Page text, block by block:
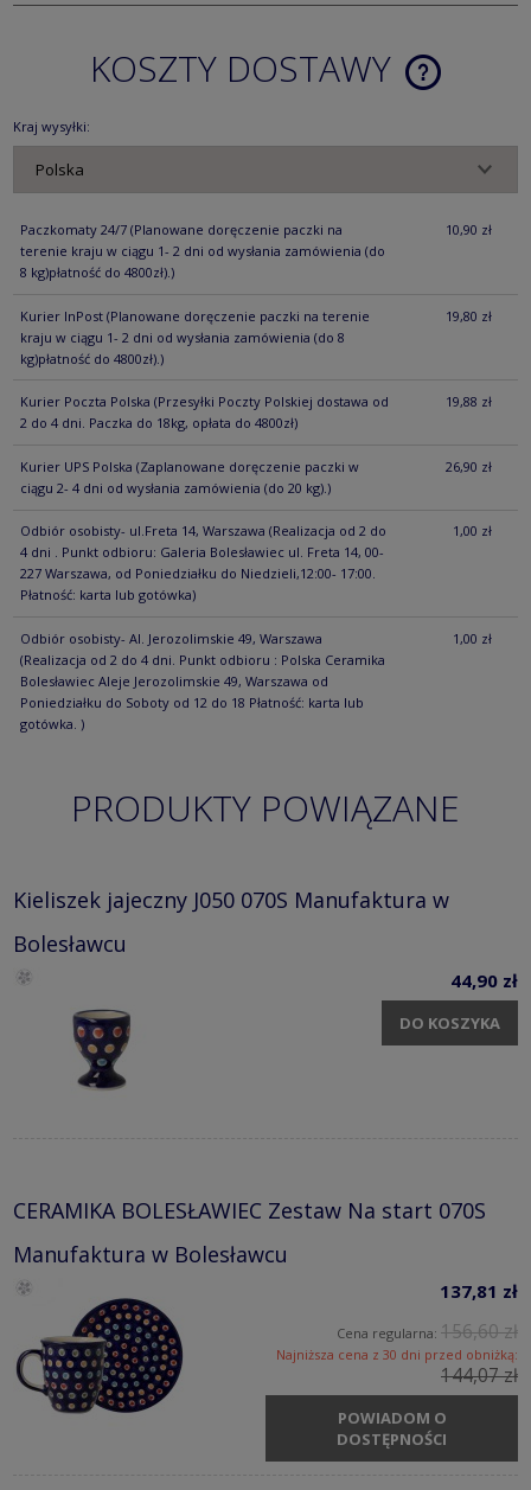
KOSZTY DOSTAWY
CENA NIE
Kraj wysyłki:
Paczkomaty 24/7 (Planowane doręczenie paczki na
terenie kraju w ciągu 1- 2 dni od wysłania zamówienia (do
8 kg)płatność do 4800zł).)
10,90 zł
Kurier InPost (Planowane doręczenie paczki na terenie
kraju w ciągu 1- 2 dni od wysłania zamówienia (do 8
kg)płatność do 4800zł).)
19,80 zł
Kurier Poczta Polska (Przesyłki Poczty Polskiej dostawa od
2 do 4 dni. Paczka do 18kg, opłata do 4800zł)
19,88 zł
Kurier UPS Polska (Zaplanowane doręczenie paczki w
ciągu 2- 4 dni od wysłania zamówienia (do 20 kg).)
26,90 zł
Odbiór osobisty- ul.Freta 14, Warszawa (Realizacja od 2 do
4 dni . Punkt odbioru: Galeria Bolesławiec ul. Freta 14, 00-
227 Warszawa, od Poniedziałku do Niedzieli,12:00- 17:00.
Płatność: karta lub gotówka)
1,00 zł
Odbiór osobisty- Al. Jerozolimskie 49, Warszawa
(Realizacja od 2 do 4 dni. Punkt odbioru : Polska Ceramika
Bolesławiec Aleje Jerozolimskie 49, Warszawa od
Poniedziałku do Soboty od 12 do 18 Płatność: karta lub
gotówka. )
1,00 zł
PRODUKTY POWIĄZANE
Kieliszek jajeczny J050 070S Manufaktura w
Bolesławcu
44,90 zł
DO KOSZYKA
CERAMIKA BOLESŁAWIEC Zestaw Na start 070S
Manufaktura w Bolesławcu
137,81 zł
Cena regularna: 156,60 zł
Najniższa cena z 30 dni przed obniżką:
144,07 zł
POWIADOM O
DOSTĘPNOŚCI